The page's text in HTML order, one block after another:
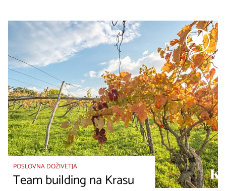
POSLOVNA DOŽIVETJA
Team building na Krasu